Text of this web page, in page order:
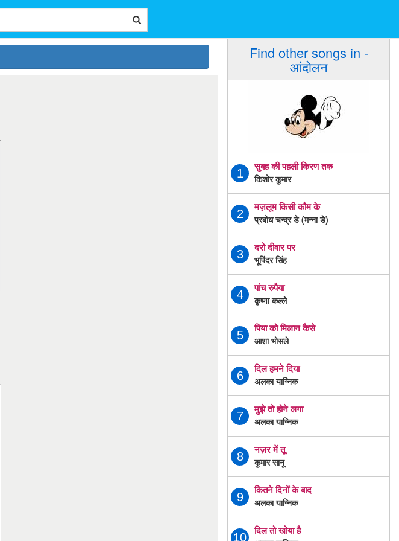
Find other songs in -
आंदोलन
1
सुबह की पहली किरण तक
किशोर कुमार
2
मज़लूम किसी कौम के
प्रबोध चन्द्र डे (मन्ना डे)
3
दरो दीवार पर
भूपिंदर सिंह
4
पांच रुपैया
कृष्णा कल्ले
5
पिया को मिलान कैसे
आशा भोसले
6
दिल हमने दिया
अलका याग्निक
7
मुझे तो होने लगा
अलका याग्निक
8
नज़र में तू
कुमार सानू
9
कितने दिनों के बाद
अलका याग्निक
10
दिल तो खोया है